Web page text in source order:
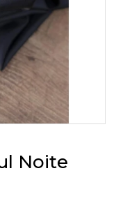
Noite